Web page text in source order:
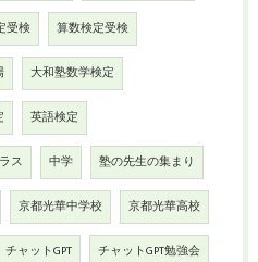
受検 算数検定受検
大和塾数学検定
英語検定
ス 中学 塾の先生の集まり
京都光華中学校 京都光華高校
チャットGPT チャットGPT勉強会